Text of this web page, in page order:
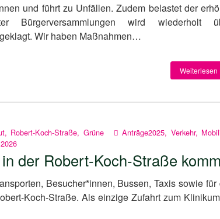
und führt zu Unfällen. Zudem belastet der
Bürgerversammlungen wird wiederholt
Wir haben Maßnahmen…
Weiterlesen
, Robert-Koch-Straße, Grüne Anträge2025, Verkehr,
der Robert-Koch-Straße
Besucher*innen, Bussen, Taxis sowie für
Koch-Straße. Als einzige Zufahrt zum